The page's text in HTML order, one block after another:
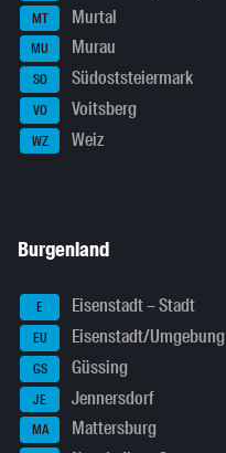
MT Murtal
MU Murau
SO Südoststeiermark
VO Voitsberg
WZ Weiz
Burgenland
E Eisenstadt – Stadt
EU Eisenstadt/Umgebung
GS Güssing
JE Jennersdorf
MA Mattersburg